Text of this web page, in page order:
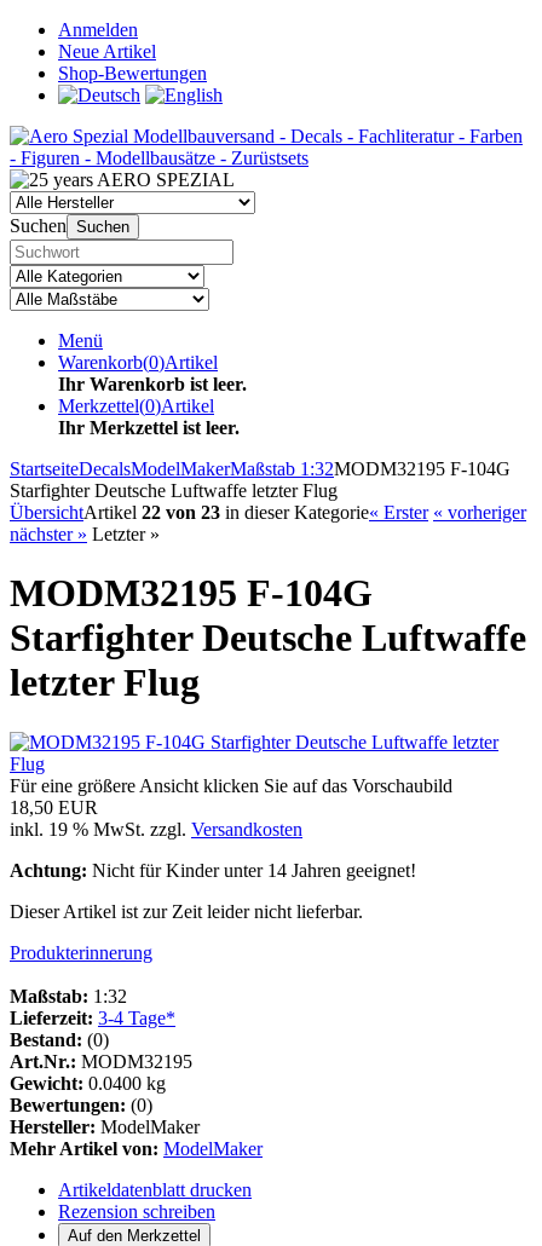
Anmelden
Neue Artikel
Shop-Bewertungen
Suchen Suchen
Menü
Warenkorb(0)Artikel
Ihr Warenkorb ist leer.
Merkzettel(0)Artikel
Ihr Merkzettel ist leer.
StartseiteDecalsModelMakerMaßstab 1:32MODM32195 F-104G
Starfighter Deutsche Luftwaffe letzter Flug
ÜbersichtArtikel 22 von 23 in dieser Kategorie« Erster « vorheriger
nächster » Letzter »
MODM32195 F-104G
Starfighter Deutsche Luftwaffe
letzter Flug
Für eine größere Ansicht klicken Sie auf das Vorschaubild
18,50 EUR
inkl. 19 % MwSt. zzgl. Versandkosten
Achtung: Nicht für Kinder unter 14 Jahren geeignet!
Dieser Artikel ist zur Zeit leider nicht lieferbar.
Produkterinnerung
Maßstab: 1:32
Lieferzeit: 3-4 Tage*
Bestand: (0)
Art.Nr.: MODM32195
Gewicht: 0.0400 kg
Bewertungen: (0)
Hersteller: ModelMaker
Mehr Artikel von: ModelMaker
Artikeldatenblatt drucken
Rezension schreiben